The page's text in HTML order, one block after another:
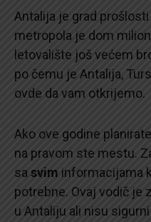
Antalija je grad
metropola je dom
letovalište još većem
po čemu je Antalija,
ovde da vam otkrijemo.
Ako ove godine
na pravom ste mestu.
sasvim informacijama
potrebne. Ovaj vodič je
u Antaliju ali nisu